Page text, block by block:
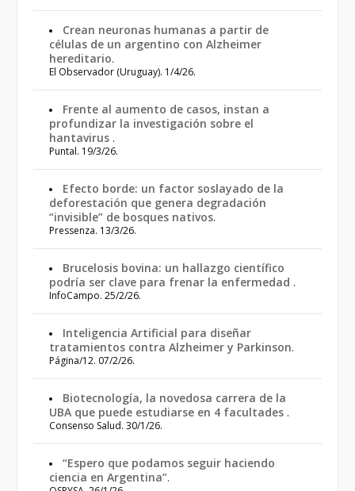
Crean neuronas humanas a partir de
células de un argentino con Alzheimer
hereditario.
El Observador (Uruguay). 1/4/26.
Frente al aumento de casos, instan a
profundizar la investigación sobre el
hantavirus .
Puntal. 19/3/26.
Efecto borde: un factor soslayado de la
deforestación que genera degradación
“invisible” de bosques nativos.
Pressenza. 13/3/26.
Brucelosis bovina: un hallazgo científico
podría ser clave para frenar la enfermedad .
InfoCampo. 25/2/26.
Inteligencia Artificial para diseñar
tratamientos contra Alzheimer y Parkinson.
Página/12. 07/2/26.
Biotecnología, la novedosa carrera de la
UBA que puede estudiarse en 4 facultades .
Consenso Salud. 30/1/26.
“Espero que podamos seguir haciendo
ciencia en Argentina”.